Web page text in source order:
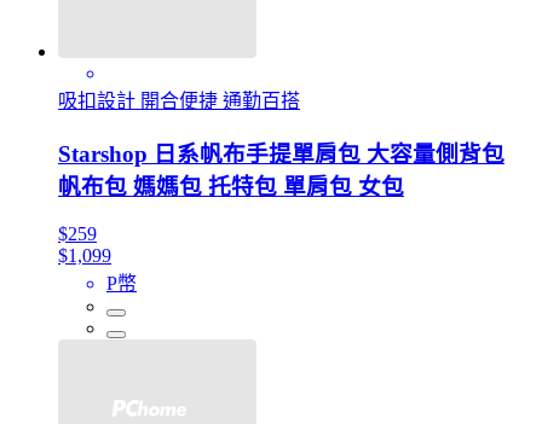
吸扣設計 開合便捷 通勤百搭
Starshop 日系帆布手提單肩包 大容量側背包
帆布包 媽媽包 托特包 單肩包 女包
$259
$1,099
P幣